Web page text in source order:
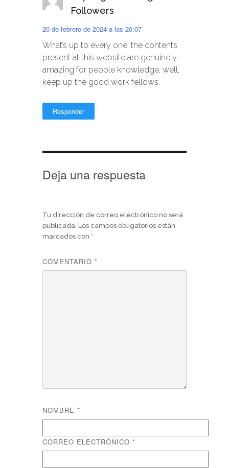
Followers
20 de febrero de 2024 a las 20:07
What’s up to every one, the contents
present at this website are genuinely
amazing for people knowledge, well,
keep up the good work fellows.
Responder
Deja una respuesta
Tu dirección de correo electrónico no será
publicada. Los campos obligatorios están
marcados con *
COMENTARIO *
NOMBRE *
CORREO ELECTRÓNICO *